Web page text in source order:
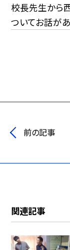
校長先生から西
ついてお話があ
前の記事
関連記事